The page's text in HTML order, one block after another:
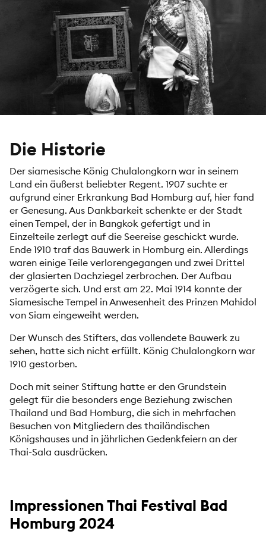
Die Historie
Der siamesische König Chulalongkorn war in seinem
Land ein äußerst beliebter Regent. 1907 suchte er
aufgrund einer Erkrankung Bad Homburg auf, hier fand
er Genesung. Aus Dankbarkeit schenkte er der Stadt
einen Tempel, der in Bangkok gefertigt und in
Einzelteile zerlegt auf die Seereise geschickt wurde.
Ende 1910 traf das Bauwerk in Homburg ein. Allerdings
waren einige Teile verlorengegangen und zwei Drittel
der glasierten Dachziegel zerbrochen. Der Aufbau
verzögerte sich. Und erst am 22. Mai 1914 konnte der
Siamesische Tempel in Anwesenheit des Prinzen Mahidol
von Siam eingeweiht werden.
Der Wunsch des Stifters, das vollendete Bauwerk zu
sehen, hatte sich nicht erfüllt. König Chulalongkorn war
1910 gestorben.
Doch mit seiner Stiftung hatte er den Grundstein
gelegt für die besonders enge Beziehung zwischen
Thailand und Bad Homburg, die sich in mehrfachen
Besuchen von Mitgliedern des thailändischen
Königshauses und in jährlichen Gedenkfeiern an der
Thai-Sala ausdrücken.
Impressionen Thai Festival Bad
Homburg 2024